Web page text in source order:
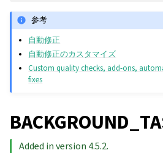
参考
自動修正
自動修正のカスタマイズ
Custom quality checks, add-ons,
fixes
Added in version 4.5.2.